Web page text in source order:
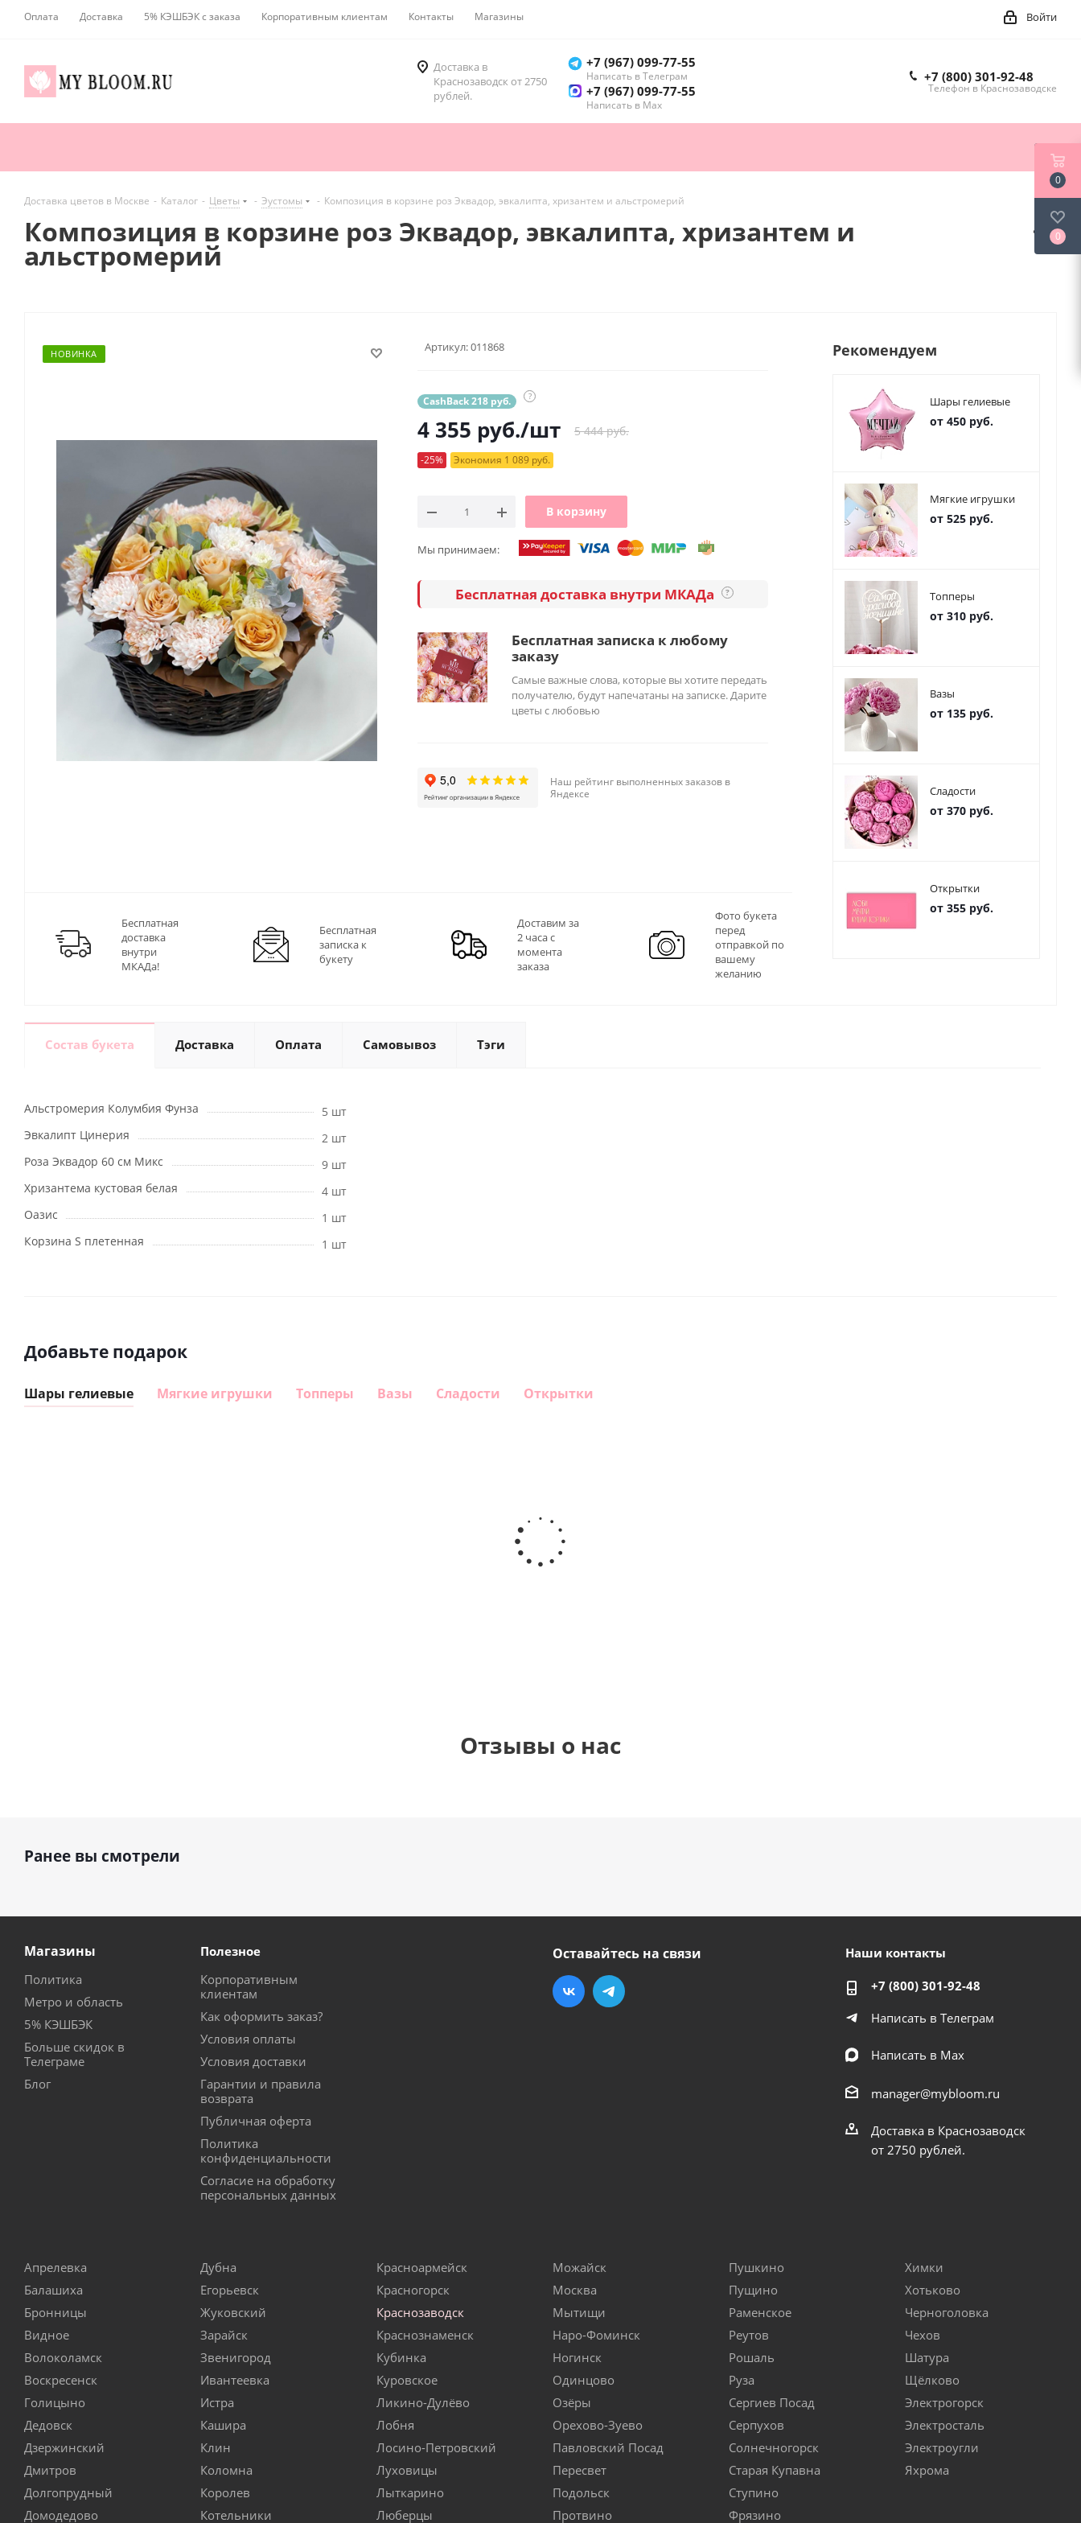
Оплата Доставка 5% КЭШБЭК с заказа Корпоративным клиентам Контакты Магазины Войти
Доставка в
Краснозаводск от 2750
рублей.
+7 (967) 099-77-55
Написать в Телеграм
+7 (967) 099-77-55
Написать в Мах
+7 (800) 301-92-48
Телефон в Краснозаводске
Доставка цветов в Москве - Каталог - Цветы - Эустомы - Композиция в корзине роз Эквадор, эвкалипта, хризантем и альстромерий
Композиция в корзине роз Эквадор, эвкалипта, хризантем и
альстромерий
НОВИНКА Артикул:011868
CashBack 218 руб. ?
4 355 руб./шт 5 444 руб.
-25% Экономия 1 089 руб.
В корзину
Мы принимаем:
Бесплатная доставка внутри МКАДа ?
Бесплатная записка к любому
заказу
Самые важные слова, которые вы хотите передать
получателю, будут напечатаны на записке. Дарите
цветы с любовью
Наш рейтинг выполненных заказов в
Яндексе
Бесплатная
доставка
внутри
МКАДа!
Бесплатная
записка к
букету
Доставим за
2 часа с
момента
заказа
Фото букета
перед
отправкой по
вашему
желанию
Рекомендуем
Шары гелиевые
от 450 руб.
Мягкие игрушки
от 525 руб.
Топперы
от 310 руб.
Вазы
от 135 руб.
Сладости
от 370 руб.
Открытки
от 355 руб.
Состав букета Доставка Оплата Самовывоз Тэги
Альстромерия Колумбия Фунза
5 шт
Эвкалипт Цинерия
2 шт
Роза Эквадор 60 см Микс
9 шт
Хризантема кустовая белая
4 шт
Оазис
1 шт
Корзина S плетенная
1 шт
Добавьте подарок
Шары гелиевые Мягкие игрушки Топперы Вазы Сладости Открытки
Звезда - С
днем
рождения
Отзывы о нас
Ранее вы смотрели
Магазины
Политика
Метро и область
5% КЭШБЭК
Больше скидок в
Телеграме
Блог
Полезное
Корпоративным
клиентам
Как оформить заказ?
Условия оплаты
Условия доставки
Гарантии и правила
возврата
Публичная оферта
Политика
конфиденциальности
Согласие на обработку
персональных данных
Оставайтесь на связи Наши контакты
+7 (800) 301-92-48
Написать в Телеграм
Написать в Мах
manager@mybloom.ru
Доставка в Краснозаводск
от 2750 рублей.
Апрелевка
Балашиха
Бронницы
Видное
Волоколамск
Воскресенск
Голицыно
Дедовск
Дзержинский
Дмитров
Долгопрудный
Домодедово
Дубна
Егорьевск
Жуковский
Зарайск
Звенигород
Ивантеевка
Истра
Кашира
Клин
Коломна
Королев
Котельники
Красноармейск
Красногорск
Краснозаводск
Краснознаменск
Кубинка
Куровское
Ликино-Дулёво
Лобня
Лосино-Петровский
Луховицы
Лыткарино
Люберцы
Можайск
Москва
Мытищи
Наро-Фоминск
Ногинск
Одинцово
Озёры
Орехово-Зуево
Павловский Посад
Пересвет
Подольск
Протвино
Пушкино
Пущино
Раменское
Реутов
Рошаль
Руза
Сергиев Посад
Серпухов
Солнечногорск
Старая Купавна
Ступино
Фрязино
Химки
Хотьково
Черноголовка
Чехов
Шатура
Щёлково
Электрогорск
Электросталь
Электроугли
Яхрома
0
0